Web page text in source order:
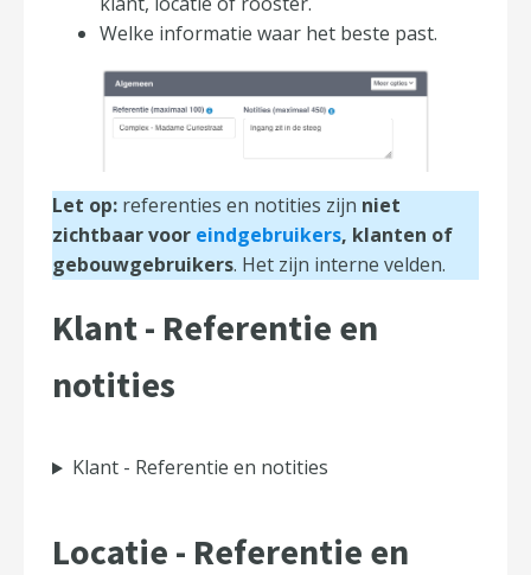
Welke informatie waar het beste past.
Let op:referenties en notities zijn niet
zichtbaar voor eindgebruikers, klanten of
gebouwgebruikers. Het zijn interne velden.
Klant - Referentie en
notities
Klant - Referentie en notities
Locatie - Referentie en